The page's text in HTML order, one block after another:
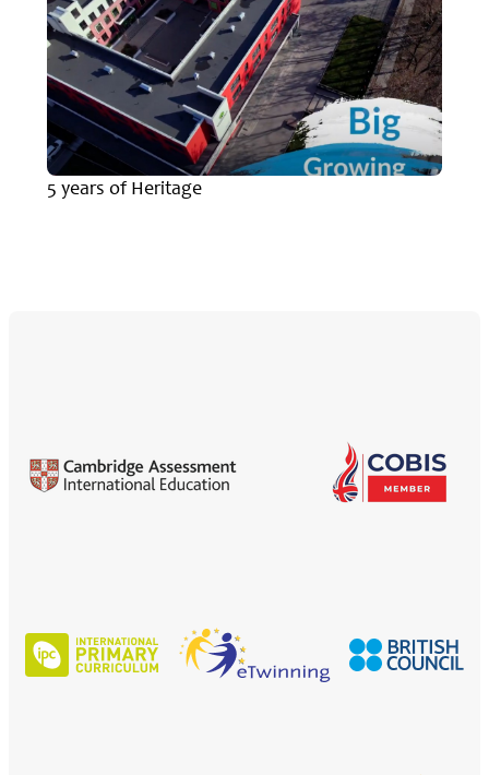
5 years of Heritage